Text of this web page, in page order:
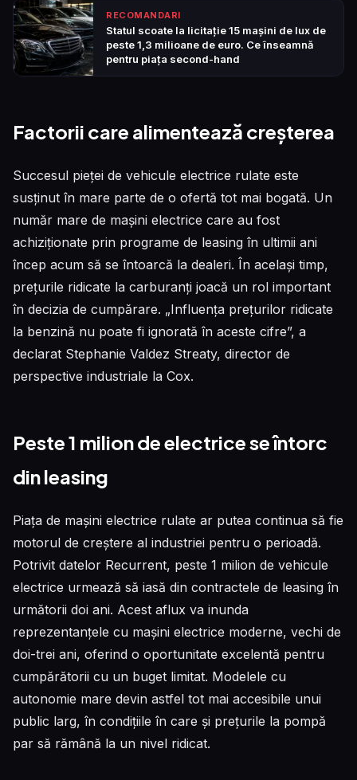
RECOMANDARI
Statul scoate la licitație 15 mașini de lux de
peste 1,3 milioane de euro. Ce înseamnă
pentru piața second-hand
Factorii care alimentează creșterea
Succesul pieței de vehicule electrice rulate este
susținut în mare parte de o ofertă tot mai bogată. Un
număr mare de mașini electrice care au fost
achiziționate prin programe de leasing în ultimii ani
încep acum să se întoarcă la dealeri. În același timp,
prețurile ridicate la carburanți joacă un rol important
în decizia de cumpărare. „Influența prețurilor ridicate
la benzină nu poate fi ignorată în aceste cifre”, a
declarat Stephanie Valdez Streaty, director de
perspective industriale la Cox.
Peste 1 milion de electrice se întorc
din leasing
Piața de mașini electrice rulate ar putea continua să fie
motorul de creștere al industriei pentru o perioadă.
Potrivit datelor Recurrent, peste 1 milion de vehicule
electrice urmează să iasă din contractele de leasing în
următorii doi ani. Acest aflux va inunda
reprezentanțele cu mașini electrice moderne, vechi de
doi-trei ani, oferind o oportunitate excelentă pentru
cumpărătorii cu un buget limitat. Modelele cu
autonomie mare devin astfel tot mai accesibile unui
public larg, în condițiile în care și prețurile la pompă
par să rămână la un nivel ridicat.